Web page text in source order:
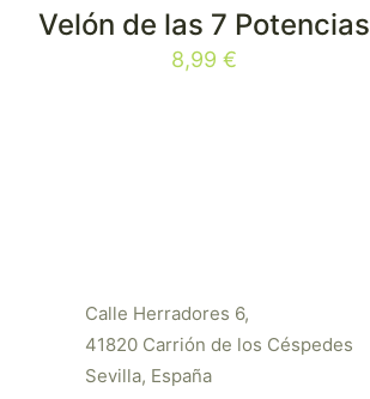
Velón de las 7 Potencias
8,99 €
Calle Herradores 6,
41820 Carrión de los Céspedes
Sevilla, España